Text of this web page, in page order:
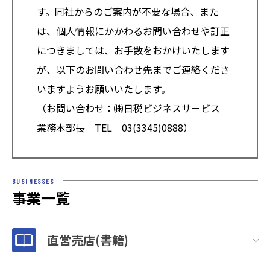
す。同社からのご案内が不要な場合、また
は、個人情報にかかわるお問い合わせや訂正
につきましては、お手数をおかけいたします
が、以下のお問い合わせ先までご連絡くださ
いますようお願いいたします。
（お問い合わせ：㈱日税ビジネスサービス
業務本部長 TEL 03(3345)0888）
BUSINESSES
事業一覧
直営売店(書籍)